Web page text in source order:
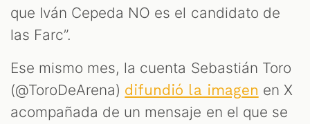
que Iván Cepeda NO es el candidato de
las Farc”.
Ese mismo mes, la cuenta Sebastián Toro
(@ToroDeArena) difundió la imagen en X
acompañada de un mensaje en el que se